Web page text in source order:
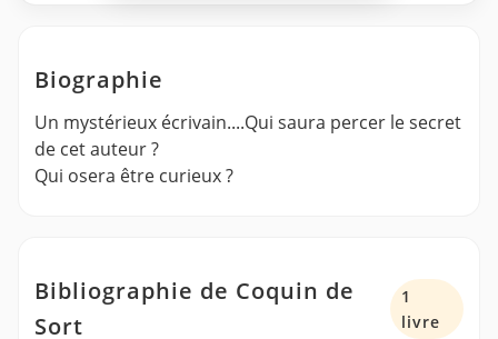
Biographie
Un mystérieux écrivain....Qui saura percer le secret
de cet auteur ?
Qui osera être curieux ?
Bibliographie de Coquin de
Sort
1
livre